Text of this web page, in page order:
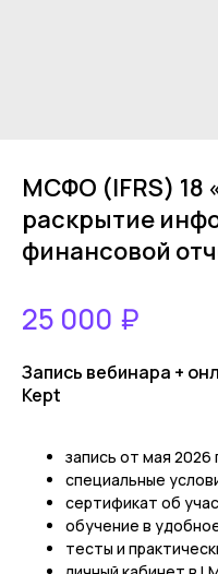
МСФО (IFRS) 18
раскрытие
финансовой
25 000 ₽
Запись вебинара +
Kept
запись от мая 2026
специальные
сертификат об
обучение в
тесты и